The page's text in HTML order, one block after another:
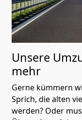
Unsere
mehr
Gerne kümmern
Sprich, die alten
werden? Oder